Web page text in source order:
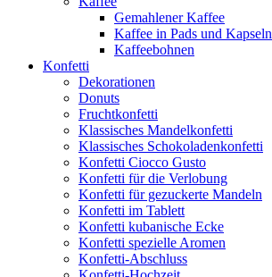
Gemahlener Kaffee
Kaffee in Pads und Kapseln
Kaffeebohnen
Konfetti
Dekorationen
Donuts
Fruchtkonfetti
Klassisches Mandelkonfetti
Klassisches Schokoladenkonfetti
Konfetti Ciocco Gusto
Konfetti für die Verlobung
Konfetti für gezuckerte Mandeln
Konfetti im Tablett
Konfetti kubanische Ecke
Konfetti spezielle Aromen
Konfetti-Abschluss